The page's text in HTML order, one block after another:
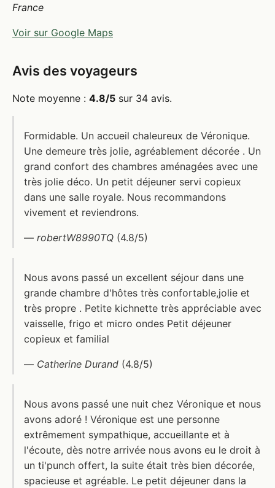
France
Voir sur Google Maps
Avis des voyageurs
Note moyenne : 4.8/5 sur 34 avis.
Formidable. Un accueil chaleureux de Véronique.
Une demeure très jolie, agréablement décorée . Un
grand confort des chambres aménagées avec une
très jolie déco. Un petit déjeuner servi copieux
dans une salle royale. Nous recommandons
vivement et reviendrons.
— robertW8990TQ (4.8/5)
Nous avons passé un excellent séjour dans une
grande chambre d'hôtes très confortable,jolie et
très propre . Petite kichnette très appréciable avec
vaisselle, frigo et micro ondes Petit déjeuner
copieux et familial
— Catherine Durand (4.8/5)
Nous avons passé une nuit chez Véronique et nous
avons adoré ! Véronique est une personne
extrêmement sympathique, accueillante et à
l'écoute, dès notre arrivée nous avons eu le droit à
un ti'punch offert, la suite était très bien décorée,
spacieuse et agréable. Le petit déjeuner dans la